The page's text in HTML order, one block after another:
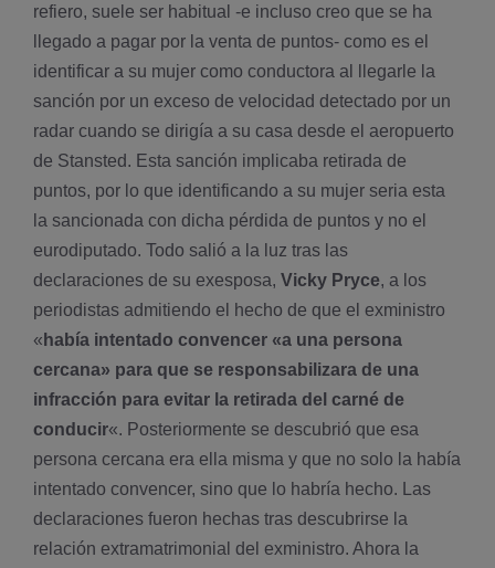
refiero, suele ser habitual -e incluso creo que se ha
llegado a pagar por la venta de puntos- como es el
identificar a su mujer como conductora al llegarle la
sanción por un exceso de velocidad detectado por un
radar cuando se dirigía a su casa desde el aeropuerto
de Stansted. Esta sanción implicaba retirada de
puntos, por lo que identificando a su mujer seria esta
la sancionada con dicha pérdida de puntos y no el
eurodiputado. Todo salió a la luz tras las
declaraciones de su exesposa, Vicky Pryce, a los
periodistas admitiendo el hecho de que el exministro
« había intentado convencer «a una persona
cercana» para que se responsabilizara de una
infracción para evitar la retirada del carné de
conducir«. Posteriormente se descubrió que esa
persona cercana era ella misma y que no solo la había
intentado convencer, sino que lo habría hecho. Las
declaraciones fueron hechas tras descubrirse la
relación extramatrimonial del exministro. Ahora la